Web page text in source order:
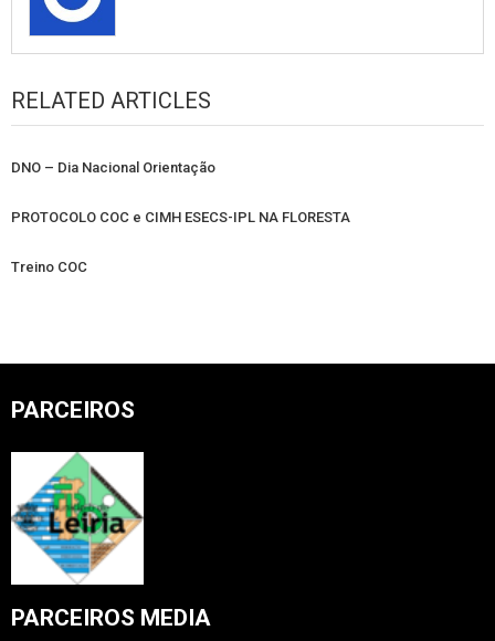
RELATED ARTICLES
DNO – Dia Nacional Orientação
PROTOCOLO COC e CIMH ESECS-IPL NA FLORESTA
Treino COC
PARCEIROS
PARCEIROS MEDIA